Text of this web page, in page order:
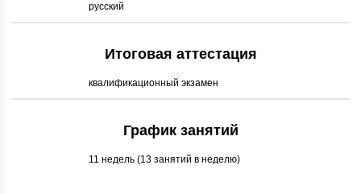
русский
Итоговая аттестация
квалификационный экзамен
График занятий
11 недель (13 занятий в неделю)